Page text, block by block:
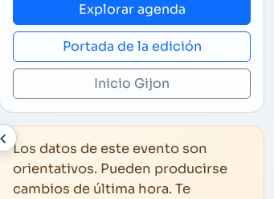
Música y Danza DOM10/08/2025
01:00
Explorar agenda
Portada de la edición
Inicio Gijon
Los datos de este evento son
orientativos. Pueden producirse
cambios de última hora. Te